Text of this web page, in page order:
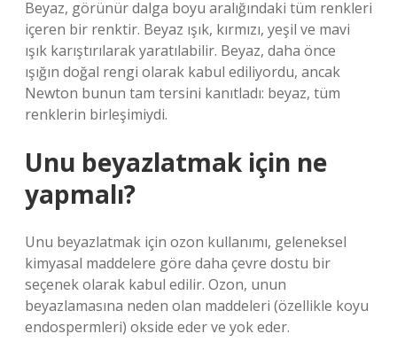
Beyaz, görünür dalga boyu aralığındaki tüm renkleri
içeren bir renktir. Beyaz ışık, kırmızı, yeşil ve mavi
ışık karıştırılarak yaratılabilir. Beyaz, daha önce
ışığın doğal rengi olarak kabul ediliyordu, ancak
Newton bunun tam tersini kanıtladı: beyaz, tüm
renklerin birleşimiydi.
Unu beyazlatmak için ne
yapmalı?
Unu beyazlatmak için ozon kullanımı, geleneksel
kimyasal maddelere göre daha çevre dostu bir
seçenek olarak kabul edilir. Ozon, unun
beyazlamasına neden olan maddeleri (özellikle koyu
endospermleri) okside eder ve yok eder.